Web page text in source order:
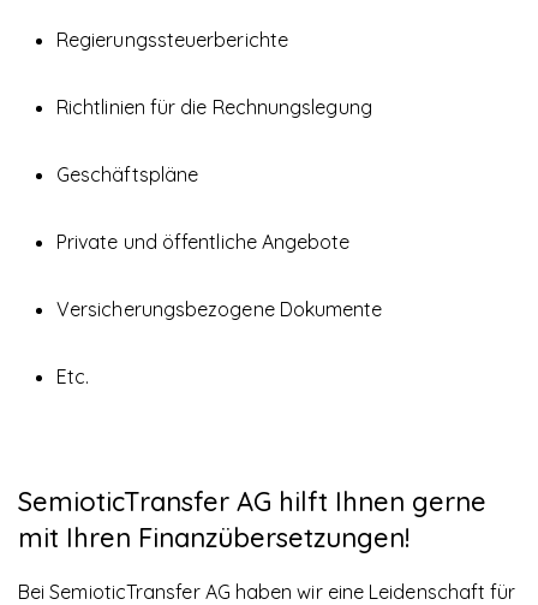
Regierungssteuerberichte
Richtlinien für die Rechnungslegung
Geschäftspläne
Private und öffentliche Angebote
Versicherungsbezogene Dokumente
Etc.
SemioticTransfer AG hilft Ihnen gerne
mit Ihren Finanzübersetzungen!
Bei SemioticTransfer AG haben wir eine Leidenschaft für